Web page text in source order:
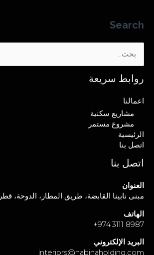
Search
البحث
عن:
روابط سريعة
اعمالنا
مشاريع سكنية
مشروع مستمر
الرئيسية
اتصل بنا
اتصل بنا
العنوان
مبنى نابينا القابضة، طريق المطار، الدوحة، قطر
الهاتف
8987 3111 974
+
البريد الإلكتروني
interiors@nabinaholding.com